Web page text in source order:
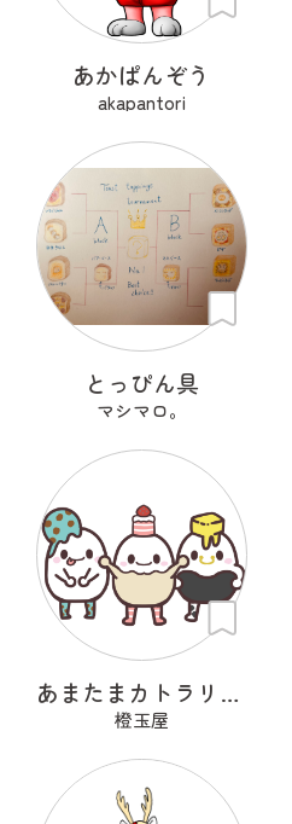
あかぱんぞう
akapantori
とっぴん具
マシマロ。
あまたまカトラリーズ
橙玉屋